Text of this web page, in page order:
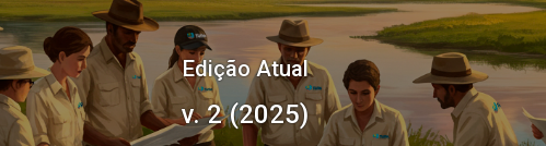
Edição Atual
v. 2 (2025)